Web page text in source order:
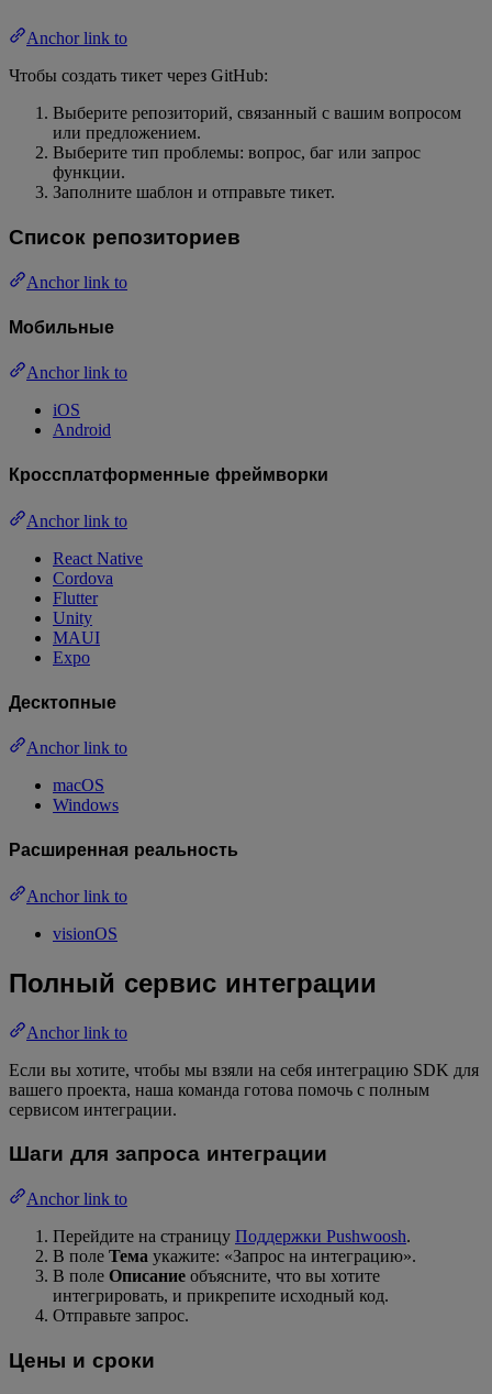
Anchor link to
Чтобы создать тикет через GitHub:
Выберите репозиторий, связанный с вашим вопросом
или предложением.
Выберите тип проблемы: вопрос, баг или запрос
функции.
Заполните шаблон и отправьте тикет.
Список репозиториев
Anchor link to
Мобильные
Anchor link to
iOS
Android
Кроссплатформенные фреймворки
Anchor link to
React Native
Cordova
Flutter
Unity
MAUI
Expo
Десктопные
Anchor link to
macOS
Windows
Расширенная реальность
Anchor link to
visionOS
Полный сервис интеграции
Anchor link to
Если вы хотите, чтобы мы взяли на себя интеграцию SDK для
вашего проекта, наша команда готова помочь с полным
сервисом интеграции.
Шаги для запроса интеграции
Anchor link to
Перейдите на страницу Поддержки Pushwoosh.
В поле Тема укажите: «Запрос на интеграцию».
В поле Описание объясните, что вы хотите
интегрировать, и прикрепите исходный код.
Отправьте запрос.
Цены и сроки